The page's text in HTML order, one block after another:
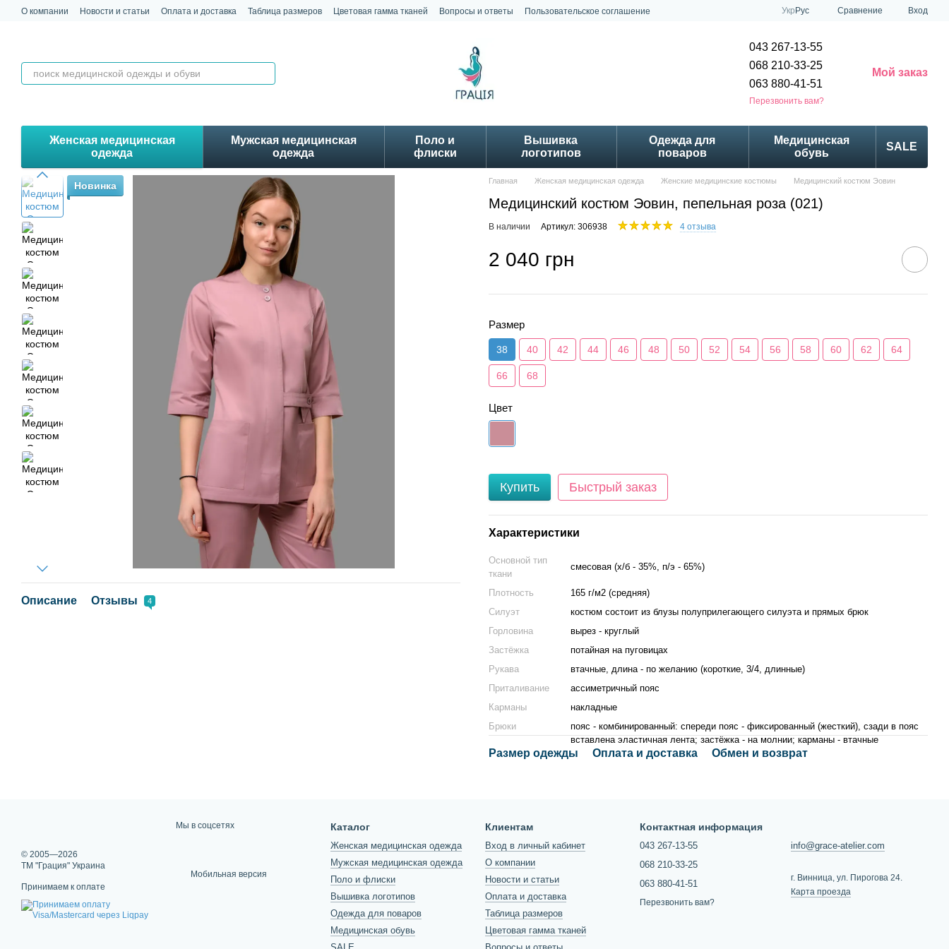
Перейти к основному контенту
О компании Новости и статьи Оплата и доставка Таблица размеров Цветовая гамма тканей Вопросы и ответы
Пользовательское соглашение
Укр Рус Сравнение Вход
043 267-13-55
068 210-33-25
063 880-41-51
Перезвонить вам?
Мой заказ
Женская медицинская
одежда
Мужская медицинская
одежда
Поло и
флиски
Вышивка
логотипов
Одежда для
поваров
Медицинская
обувь
SALE
Новинка
Описание Отзывы 4
Главная Женская медицинская одежда Женские медицинские костюмы Медицинский костюм Эовин
Медицинский костюм Эовин, пепельная роза (021)
В наличии Артикул: 306938 4 отзыва
2 040 грн
Размер
38 40 42 44 46 48 50 52 54 56 58 60 62 64
66 68
Цвет
Купить Быстрый заказ
Характеристики
Основной тип
ткани
смесовая (х/б - 35%, п/э - 65%)
Плотность
165 г/м2 (средняя)
Силуэт
костюм состоит из блузы полуприлегающего силуэта и прямых брюк
Горловина
вырез - круглый
Застёжка
потайная на пуговицах
Рукава
втачные, длина - по желанию (короткие, 3/4, длинные)
Приталивание
ассиметричный пояс
Карманы
накладные
Брюки
пояс - комбинированный: спереди пояс - фиксированный (жесткий), сзади в пояс
вставлена эластичная лента; застёжка - на молнии; карманы - втачные
Размер одежды Оплата и доставка Обмен и возврат
© 2005—2026
ТМ "Грация" Украина
Принимаем к оплате
Мы в соцсетях
Мобильная версия
Каталог
Женская медицинская одежда
Мужская медицинская одежда
Поло и флиски
Вышивка логотипов
Одежда для поваров
Медицинская обувь
Клиентам
Вход в личный кабинет
О компании
Новости и статьи
Оплата и доставка
Таблица размеров
Цветовая гамма тканей
Контактная информация
043 267-13-55
068 210-33-25
063 880-41-51
Перезвонить вам?
info@grace-atelier.com
г. Винница, ул. Пирогова 24.
Карта проезда